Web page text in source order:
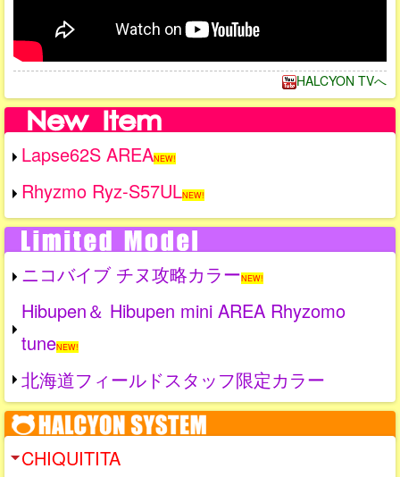
HALCYON TVへ
Lapse62S AREANEW!
Rhyzmo Ryz-S57ULNEW!
ニコバイブ チヌ攻略カラーNEW!
Hibupen＆ Hibupen mini AREA Rhyzomo
tuneNEW!
北海道フィールドスタッフ限定カラー
CHIQUITITA